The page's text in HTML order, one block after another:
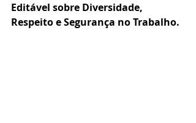
Editável sobre Diversidade,
Respeito e Segurança no Trabalho.